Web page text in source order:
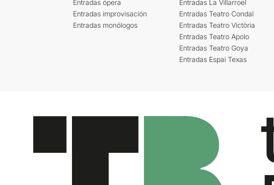
Entradas ópera
Entradas improvisación
Entradas monólogos
Entradas La Villarroel
Entradas Teatro Condal
Entradas Teatro Victòria
Entradas Teatro Apolo
Entradas Teatro Goya
Entradas Espai Texas